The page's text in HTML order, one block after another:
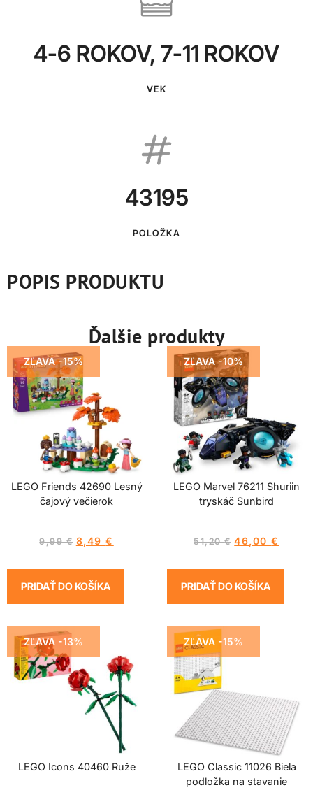
4-6 ROKOV, 7-11 ROKOV
VEK
43195
POLOŽKA
POPIS PRODUKTU
Ďalšie produkty
ZĽAVA -15%
LEGO Friends 42690 Lesný
čajový večierok
9,99€ 8,49€
PRIDAŤ DO KOŠÍKA
ZĽAVA -10%
LEGO Marvel 76211 Shuriin
tryskáč Sunbird
51,20€ 46,00€
PRIDAŤ DO KOŠÍKA
ZĽAVA -13%
LEGO Icons 40460 Ruže
ZĽAVA -15%
LEGO Classic 11026 Biela
podložka na stavanie